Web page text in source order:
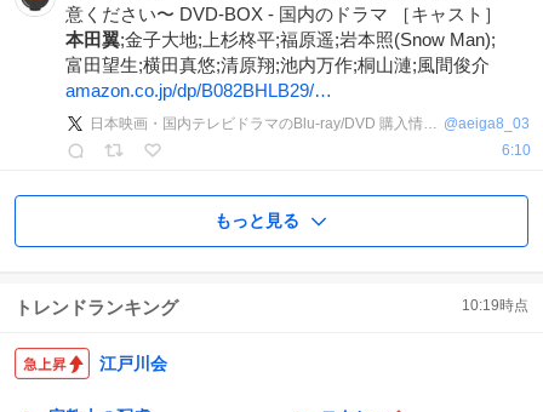
意ください〜 DVD-BOX - 国内のドラマ ［キャスト］
本田翼;金子大地;上杉柊平;福原遥;岩本照(Snow Man);
富田望生;横田真悠;清原翔;池内万作;桐山漣;風間俊介
amazon.co.jp/dp/B082BHLB29/…
日本映画・国内テレビドラマのBlu-ray/DVD 購入情報 🧾 @aeiga8_03
6:10
もっと見る
トレンドランキング 10:19時点
江戸川会